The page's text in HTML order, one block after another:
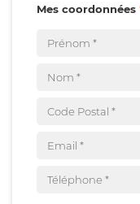
Mes coordonnées